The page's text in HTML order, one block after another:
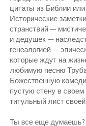
цитаты из Библии
Исторические
странствий —
и дедушек —
генеалогией —
которые ждут на
любимую песню
Божественную
пустую стену в
титульный лист
Ты все еще думаешь?